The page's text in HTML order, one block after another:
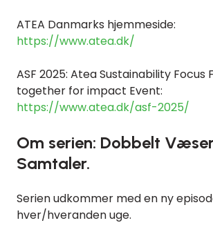
ATEA Danmarks hjemmeside:
https://www.atea.dk/
ASF 2025: Atea Sustainability Focus
together for impact Event:
https://www.atea.dk/asf-2025/
Om serien: Dobbelt
Samtaler.
Serien udkommer med en ny
hver/hveranden uge.